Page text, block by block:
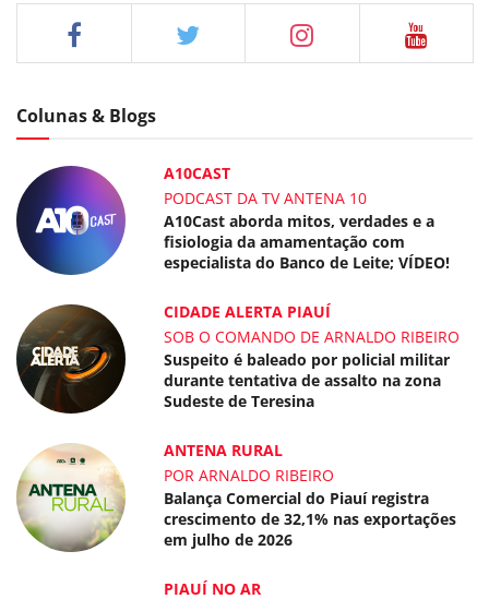
Colunas & Blogs
A10CAST
PODCAST DA TV ANTENA 10
A10Cast aborda mitos, verdades e a
fisiologia da amamentação com
especialista do Banco de Leite; VÍDEO!
CIDADE ALERTA PIAUÍ
SOB O COMANDO DE ARNALDO RIBEIRO
Suspeito é baleado por policial militar
durante tentativa de assalto na zona
Sudeste de Teresina
ANTENA RURAL
POR ARNALDO RIBEIRO
Balança Comercial do Piauí registra
crescimento de 32,1% nas exportações
em julho de 2026
PIAUÍ NO AR